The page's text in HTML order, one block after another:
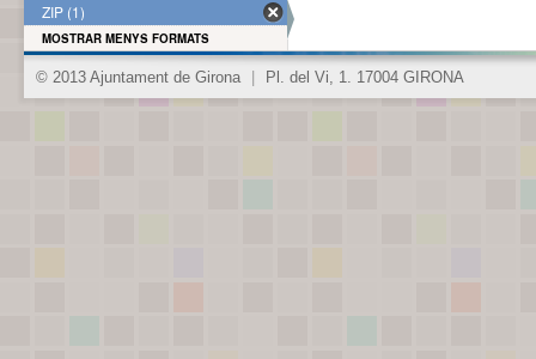
ZIP (1)
MOSTRAR MENYS FORMATS
© 2013 Ajuntament de Girona Pl. del Vi, 1. 17004 GIRONA